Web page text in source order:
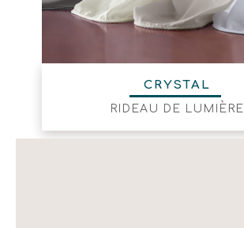
CRYSTAL
RIDEAU DE LUMIÈRE